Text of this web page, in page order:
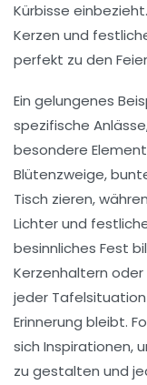
Kürbisse
Kerzen und
perfekt zu den
Ein gelungenes
spezifische
besondere
Blütenzweige,
Tisch zieren,
Lichter und
besinnliches Fest
Kerzenhaltern oder
jeder
Erinnerung bleibt.
sich Inspirationen,
zu gestalten und